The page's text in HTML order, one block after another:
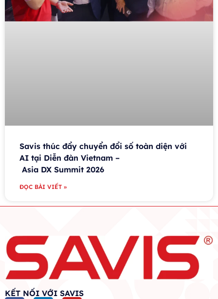
Savis thúc đẩy chuyển đổi số toàn diện với
AI tại Diễn đàn Vietnam –
Asia DX Summit 2026
ĐỌC BÀI VIẾT »
KẾT NỐI VỚI SAVIS